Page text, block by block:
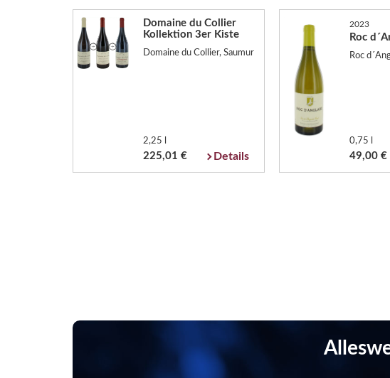
Domaine du Collier
Kollektion 3er Kiste
Domaine du Collier, Saumur
2,25 l
225,01 € Details
2023
Roc
Roc
0,75 l
49,00 €